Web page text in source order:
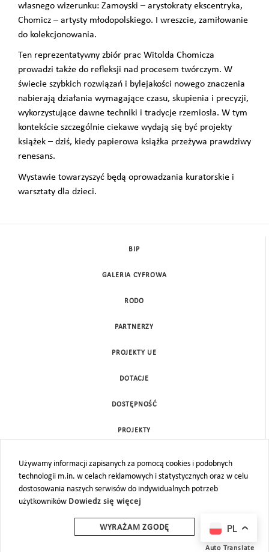
własnego wizerunku: Zamoyski – arystokraty ekscentryka,
Chomicz – artysty młodopolskiego. I wreszcie, zamiłowanie
do kolekcjonowania.
Ten reprezentatywny zbiór prac Witolda Chomicza
prowadzi także do refleksji nad procesem twórczym. W
świecie szybkich rozwiązań i bylejakości nowego znaczenia
nabierają działania wymagające czasu, skupienia i precyzji,
wykorzystujące dawne techniki i tradycje rzemiosła. W tym
kontekście szczególnie ciekawe wydają się być projekty
książek – dziś, kiedy papierowa książka przeżywa prawdziwy
renesans.
Wystawie towarzyszyć będą oprowadzania kuratorskie i
warsztaty dla dzieci.
Używamy informacji zapisanych za pomocą cookies i podobnych
technologii m.in. w celach reklamowych i statystycznych oraz w celu
dostosowania naszych serwisów do indywidualnych potrzeb
użytkowników Dowiedz się więcej
WYRAŻAM ZGODĘ
BIP
GALERIA CYFROWA
RODO
PARTNERZY
PROJEKTY UE
DOTACJE
DOSTĘPNOŚĆ
PROJEKTY
MAPA STRONY
PL
Auto Translate